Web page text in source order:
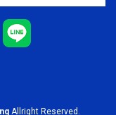
Allright Reserved.